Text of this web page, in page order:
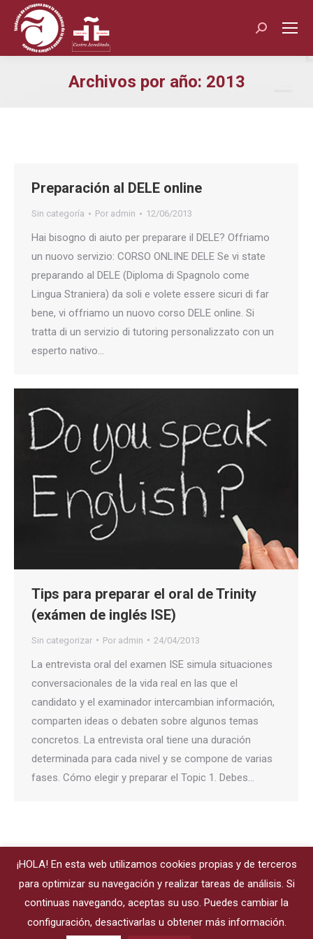
Buscar:
Archivos por año: 2013
Preparación al DELE online
Sin categoría Por admin 12/06/2013
Hai bisogno di aiuto per preparare il DELE? Offriamo
un nuovo servizio: CORSO ONLINE DELE Se vi state
preparando al DELE (Diploma di Spagnolo come
Lingua Straniera) da soli e volete essere sicuri di far
bene, vi offriamo un nuovo corso DELE online. Si
tratta di un servizio di tutoring personalizzato con un
esperto nativo…
Tips para preparar el oral de Trinity
(exámen de inglés ISE)
Sin categorizar Por admin 24/04/2013
La entrevista oral del examen ISE simula situaciones
conversacionales de la vida real en las que el
candidato y el examinador intercambian información,
comparten ideas o debaten sobre algunos temas
concretos. La entrevista oral tiene una duración
determinada para cada nivel y se compone de varias
fases. Cómo elegir y preparar el Topic 1. Debes…
© 2018 Funcarele | Fundación de Cartagena para la Enseñanza de la
¡HOLA! En esta web utilizamos cookies propias y de terceros
para optimizar su navegación y realizar tareas de análisis. Si
continuas navegando, aceptas su uso. Puedes cambiar la
configuración, desactivarlas u obtener más información.